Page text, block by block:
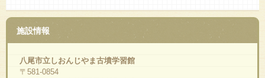
施設情報
八尾市立しおんじやま古墳学習館
〒581-0854